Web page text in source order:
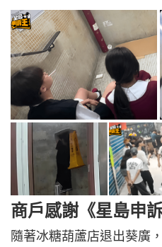
商戶感謝《星島申
隨著冰糖葫蘆店退出葵廣